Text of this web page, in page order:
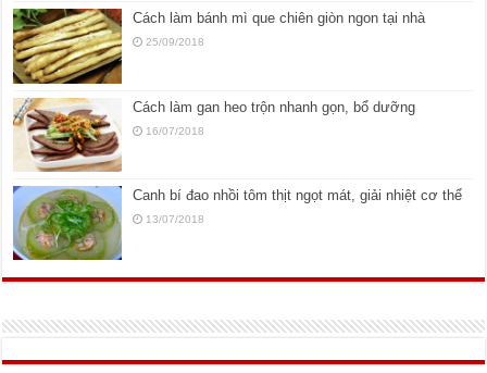
Cách làm bánh mì que chiên giòn ngon tại nhà
25/09/2018
Cách làm gan heo trộn nhanh gọn, bổ dưỡng
16/07/2018
Canh bí đao nhồi tôm thịt ngọt mát, giải nhiệt cơ thể
13/07/2018